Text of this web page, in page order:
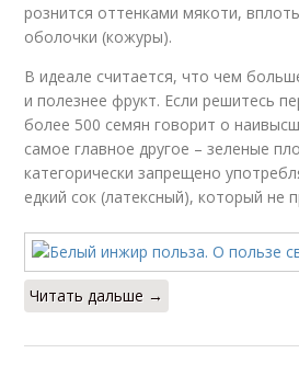
рознится оттенками мякоти,
оболочки (кожуры).
В идеале считается, что чем
и полезнее фрукт. Если решитесь
более 500 семян говорит о
самое главное другое – зеленые
категорически запрещено
едкий сок (латексный), который не
Читать дальше →